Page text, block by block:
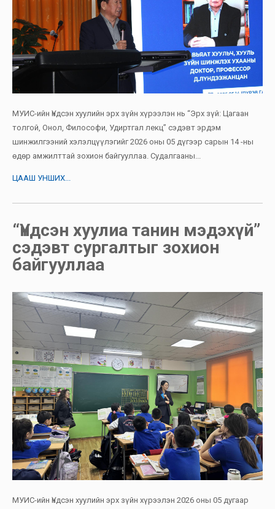
МУИС-ийн Үндсэн хуулийн эрх зүйн хүрээлэн нь “Эрх зүй: Цагаан
толгой, Онол, Философи, Удиртгал лекц” сэдэвт эрдэм
шинжилгээний хэлэлцүүлэгийг 2026 оны 05 дүгээр сарын 14 -ны
өдөр амжилттай зохион байгууллаа. Судалгааны...
ЦААШ УНШИХ...
“Үндсэн хуулиа танин мэдэхүй”
сэдэвт сургалтыг зохион
байгууллаа
МУИС-ийн Үндсэн хуулийн эрх зүйн хүрээлэн 2026 оны 05 дугаар